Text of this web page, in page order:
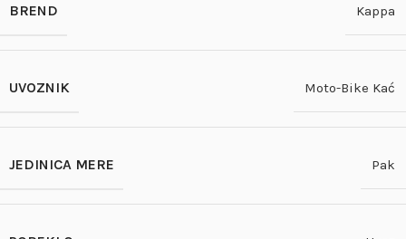
BREND Kappa
UVOZNIK Moto-Bike Kać
JEDINICA MERE Pak